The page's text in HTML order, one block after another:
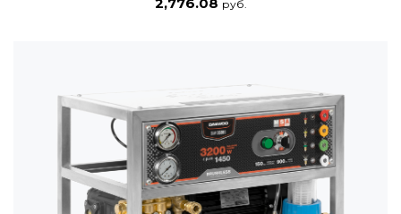
2,776.08 руб.